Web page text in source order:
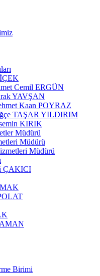
Cemil ERGÜN
YAVŞAN
Kaan POYRAZ
TAŞAR YILDIRIM
KIRIK
Müdürü
Müdürü
Müdürü
ÇAKICI
Birimi